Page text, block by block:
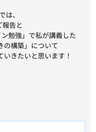
は、
告と
勉強」で私が講義した
の構築」について
きたいと思います！